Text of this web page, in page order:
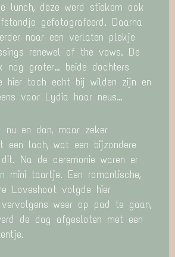
lunch, deze werd stiekem ook
gefotografeerd. Daarna
naar een verlaten plekje
renewel of the vows. De
nog groter… beide dochters
hier toch echt bij wilden zijn en
voor Lydia haar neus…
nu en dan, maar zeker
een lach, wat een bijzondere
Na de ceremonie waren er
mini taartje. Een romantische,
Loveshoot volgde hier
weer op pad te gaan,
de dag afgesloten met een